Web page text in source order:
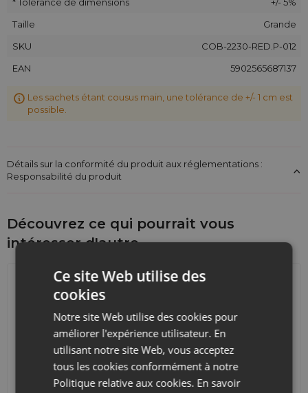
Taille
Grande
SKU
COB-2230-RED.P-012
EAN
5902565687137
Les sachets étant cousus main, une tolérance de +/- 1 cm est
possible.
Détails sur la conformité du produit aux réglementations :
Responsabilité du produit
Découvrez ce qui pourrait vous
intéresser d'autre
Calendriers de l'Avent
Sacs de courses avec
lanières
Ce site Web utilise des
cookies
Notre site Web utilise des cookies pour
améliorer l'expérience utilisateur. En
utilisant notre site Web, vous acceptez
tous les cookies conformément à notre
Politique relative aux cookies. En savoir